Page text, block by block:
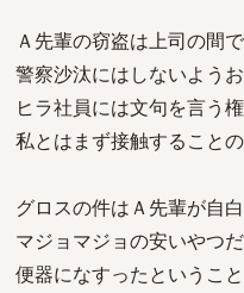
Ａ先輩の窃盗は上司の間
警察沙汰にはしないようお
ヒラ社員には文句を言う
私とはまず接触すること
グロスの件はＡ先輩が自
マジョマジョの安いやつ
便器になすったというこ